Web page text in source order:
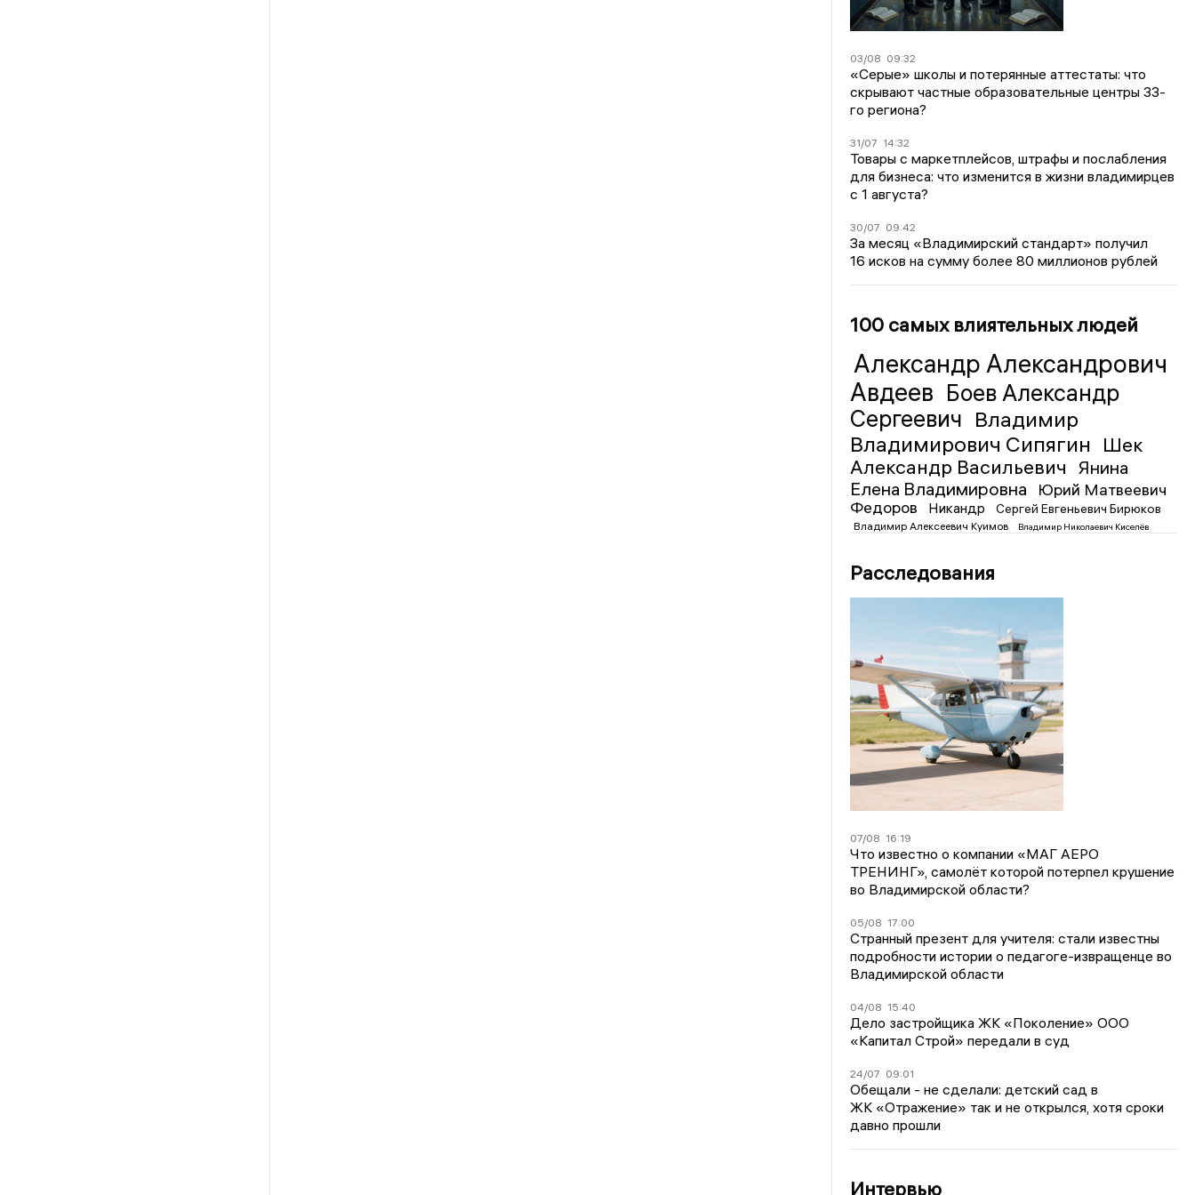
03/08 09:32
«Серые» школы и потерянные аттестаты: что
скрывают частные образовательные центры 33-
го региона?
31/07 14:32
Товары с маркетплейсов, штрафы и послабления
для бизнеса: что изменится в жизни владимирцев
с 1 августа?
30/07 09:42
За месяц «Владимирский стандарт» получил
16 исков на сумму более 80 миллионов рублей
100 самых влиятельных людей
Александр Александрович
Авдеев Боев Александр
Сергеевич Владимир
Владимирович Сипягин Шек
Александр Васильевич
Янина
Елена Владимировна
Юрий Матвеевич
Федоров
Никандр Сергей Евгеньевич Бирюков
Владимир Алексеевич Куимов Владимир Николаевич Киселёв
Расследования
07/08 16:19
Что известно о компании «МАГ АЕРО
ТРЕНИНГ», самолёт которой потерпел крушение
во Владимирской области?
05/08 17:00
Странный презент для учителя: стали известны
подробности истории о педагоге-извращенце во
Владимирской области
04/08 15:40
Дело застройщика ЖК «Поколение» ООО
«Капитал Строй» передали в суд
24/07 09:01
Обещали - не сделали: детский сад в
ЖК «Отражение» так и не открылся, хотя сроки
давно прошли
Интервью